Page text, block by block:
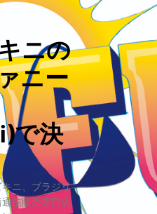
ニの
ニー
で決
ニ、ブラジリ
信販売専門店